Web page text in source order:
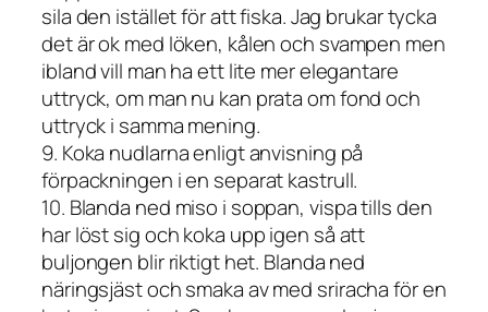
sila den istället för att fiska. Jag brukar tycka
det är ok med löken, kålen och svampen men
ibland vill man ha ett lite mer elegantare
uttryck, om man nu kan prata om fond och
uttryck i samma mening.
9. Koka nudlarna enligt anvisning på
förpackningen i en separat kastrull.
10. Blanda ned miso i soppan, vispa tills den
har löst sig och koka upp igen så att
buljongen blir riktigt het. Blanda ned
näringsjäst och smaka av med sriracha för en